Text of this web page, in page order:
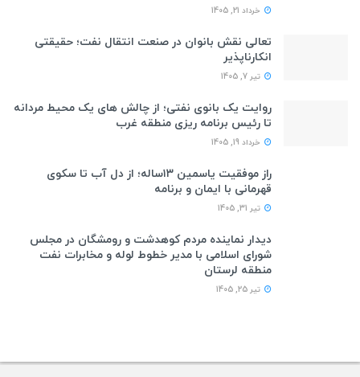
خرداد 21, 1405
تعالی نقش بانوان در صنعت انتقال نفت؛ حقیقتی
انکارناپذیر
تیر 7, 1405
روایت یک بانوی نفتی؛ از چالش های یک محیط مردانه
تا رئیس برنامه ریزی منطقه غرب
خرداد 19, 1405
راز موفقیت یاسمین ۱۳ساله؛ از دل آب تا سکوی
قهرمانی با ایمان و برنامه
تیر 31, 1405
دیدار نماینده مردم کوهدشت و رومشگان در مجلس
شورای اسلامی با مدیر خطوط لوله و مخابرات نفت
منطقه لرستان
تیر 25, 1405